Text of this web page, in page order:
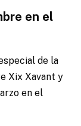
en el
de la
Xix Xavant y
en el